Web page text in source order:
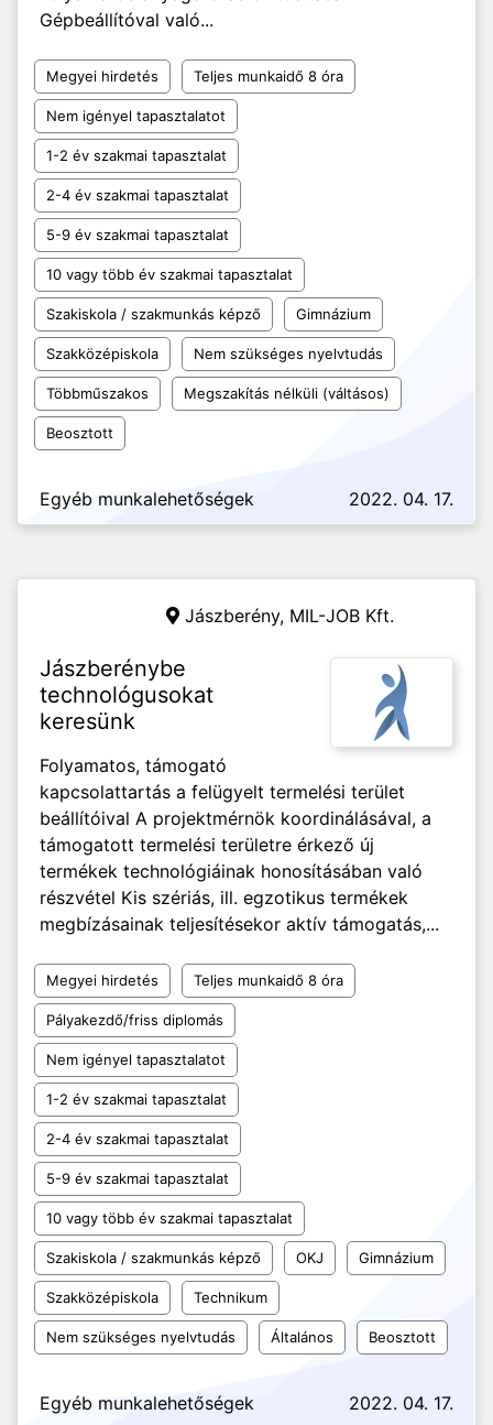
Gépbeállítóval való...
Megyei hirdetés Teljes munkaidő 8 óra
Nem igényel tapasztalatot
1-2 év szakmai tapasztalat
2-4 év szakmai tapasztalat
5-9 év szakmai tapasztalat
10 vagy több év szakmai tapasztalat
Szakiskola / szakmunkás képző Gimnázium
Szakközépiskola Nem szükséges nyelvtudás
Többműszakos Megszakítás nélküli (váltásos)
Beosztott
Egyéb munkalehetőségek 2022. 04. 17.
Jászberény, MIL-JOB Kft.
Jászberénybe
technológusokat
keresünk
Folyamatos, támogató
kapcsolattartás a felügyelt termelési terület
beállítóival A projektmérnök koordinálásával, a
támogatott termelési területre érkező új
termékek technológiáinak honosításában való
részvétel Kis szériás, ill. egzotikus termékek
megbízásainak teljesítésekor aktív támogatás,...
Megyei hirdetés Teljes munkaidő 8 óra
Pályakezdő/friss diplomás
Nem igényel tapasztalatot
1-2 év szakmai tapasztalat
2-4 év szakmai tapasztalat
5-9 év szakmai tapasztalat
10 vagy több év szakmai tapasztalat
Szakiskola / szakmunkás képző OKJ Gimnázium
Szakközépiskola Technikum
Nem szükséges nyelvtudás Általános Beosztott
Egyéb munkalehetőségek 2022. 04. 17.